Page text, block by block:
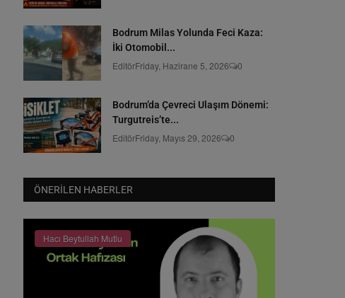
Bodrum Milas Yolunda Feci Kaza:
İki Otomobil...
EditörFriday, Hazirane 5, 2026 0
Bodrum’da Çevreci Ulaşım Dönemi:
Turgutreis’te...
EditörFriday, Mayıs 29, 2026 0
ÖNERILEN HABERLER
Hacı Beytullah Mutlu